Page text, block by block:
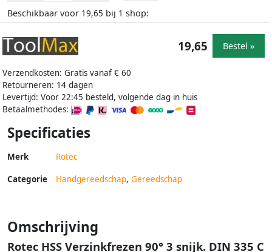
Beschikbaar voor 19,65 bij 1 shop:
Verzendkosten: Gratis vanaf € 60
Retourneren: 14 dagen
Levertijd: Voor 22:45 besteld, volgende dag in huis
Betaalmethodes:
19,65 Bestel »
Specificaties
Merk Rotec
Categorie Handgereedschap, Gereedschap
Omschrijving
Rotec HSS Verzinkfrezen 90° 3 snijk. DIN 335 C